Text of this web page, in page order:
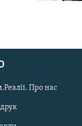
Про нас